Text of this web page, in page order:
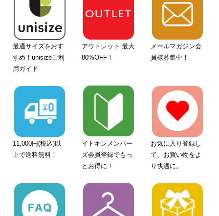
最適サイズをおす
すめ！unisizeご利
用ガイド
アウトレット 最大
80%OFF！
メールマガジン会
員様募集中！
11,000円(税込)以
上で送料無料！
イトキンメンバー
ズ会員登録でもっ
とお得に！
お気に入り登録し
て、お買い物をよ
り快適に。